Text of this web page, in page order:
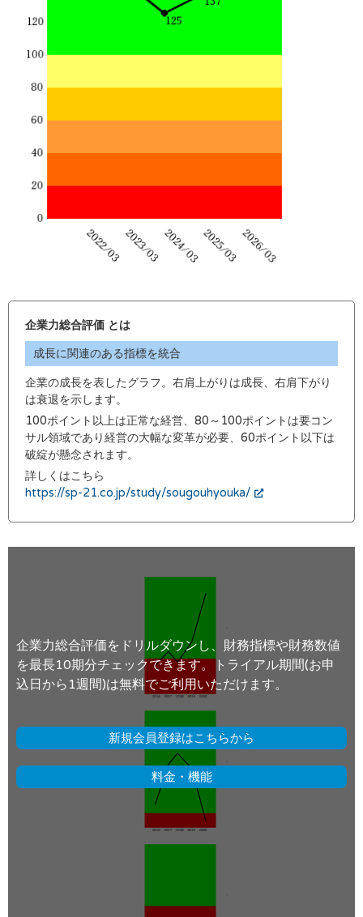
企業力総合評価 とは
成長に関連のある指標を統合
企業の成長を表したグラフ。右肩上がりは成長、右肩下がり
は衰退を示します。
100ポイント以上は正常な経営、80～100ポイントは要コン
サル領域であり経営の大幅な変革が必要、60ポイント以下は
破綻が懸念されます。
詳しくはこちら
https://sp-21.co.jp/study/sougouhyouka/
企業力総合評価をドリルダウンし、財務指標や財務数値
を最長10期分チェックできます。トライアル期間(お申
込日から1週間)は無料でご利用いただけます。
新規会員登録はこちらから
料金・機能